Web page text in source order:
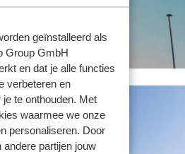
geïnstalleerd als
Group GmbH
en dat je alle functies
verbeteren en
te onthouden. Met
waarmee we onze
personaliseren. Door
partijen jouw